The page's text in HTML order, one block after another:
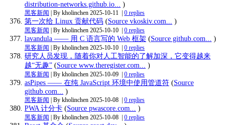
distribution-networks.github.io... )
黑客新闻 | By kholinchen 2025-10-11 0 replies
第一次给 Linux 贡献代码 (Source vkoskiv.com... )
黑客新闻 | By kholinchen 2025-10-10 0 replies
lavandula —— 用 C 语言写的 Web 框架 (Source github.com... )
黑客新闻 | By kholinchen 2025-10-10 0 replies
研究人员发现，随着你对人工智能的了解加深，它变得越来
越“无趣” (Source www.theregister.com... )
黑客新闻 | By kholinchen 2025-10-09 0 replies
asPipes —— 在纯 JavaScript 环境中使用管道符 (Source
github.com... )
黑客新闻 | By kholinchen 2025-10-08 0 replies
PWA 计分卡 (Source pwascore.com... )
黑客新闻 | By kholinchen 2025-10-08 0 replies